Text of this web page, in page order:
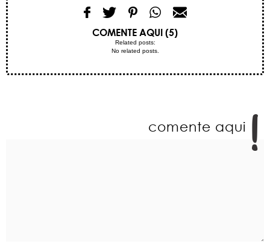
COMENTE AQUI (5)
Related posts:
No related posts.
comente aqui